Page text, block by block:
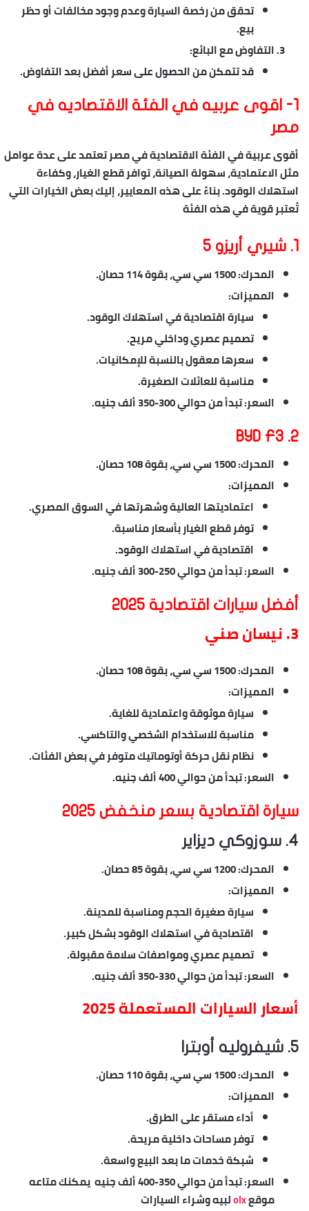
تحقق من رخصة السيارة وعدم وجود مخالفات أو حظر
بيع.
التفاوض مع البائع:
قد تتمكن من الحصول على سعر أفضل بعد التفاوض.
1- اقوى عربيه في الفئة الاقتصاديه في
مصر
أقوى عربية في الفئة الاقتصادية في مصرتعتمد على عدة عوامل
مثل الاعتمادية، سهولة الصيانة، توافر قطع الغيار، وكفاءة
استهلاك الوقود. بناءً على هذه المعايير، إليك بعض الخيارات التي
تُعتبر قوية في هذه الفئة
1. شيري أريزو 5
المحرك: 1500 سي سي، بقوة 114 حصان.
المميزات:
سيارة اقتصادية في استهلاك الوقود.
تصميم عصري وداخلي مريح.
سعرها معقول بالنسبة للإمكانيات.
مناسبة للعائلات الصغيرة.
السعر: تبدأ من حوالي 300-350 ألف جنيه.
2. BYD F3
المحرك: 1500 سي سي، بقوة 108 حصان.
المميزات:
اعتماديتها العالية وشهرتها في السوق المصري.
توفر قطع الغيار بأسعار مناسبة.
اقتصادية في استهلاك الوقود.
السعر: تبدأ من حوالي 250-300 ألف جنيه.
أفضل سيارات اقتصادية 2025
3. نيسان صني
المحرك: 1500 سي سي، بقوة 108 حصان.
المميزات:
سيارة موثوقة واعتمادية للغاية.
مناسبة للاستخدام الشخصي والتاكسي.
نظام نقل حركة أوتوماتيك متوفر في بعض الفئات.
السعر: تبدأ من حوالي 400 ألف جنيه.
سيارة اقتصادية بسعر منخفض 2025
4. سوزوكي ديزاير
المحرك: 1200 سي سي، بقوة 85 حصان.
المميزات:
سيارة صغيرة الحجم ومناسبة للمدينة.
اقتصادية في استهلاك الوقود بشكل كبير.
تصميم عصري ومواصفات سلامة مقبولة.
السعر: تبدأ من حوالي 330-350 ألف جنيه.
أسعار السيارات المستعملة 2025
5. شيفروليه أوبترا
المحرك: 1500 سي سي، بقوة 110 حصان.
المميزات:
أداء مستقر على الطرق.
توفر مساحات داخلية مريحة.
شبكة خدمات ما بعد البيع واسعة.
السعر
: تبدأ من حوالي 350-400 ألف جنيه يمكنك متاعه
موقعolxلبيه وشراء السيارات